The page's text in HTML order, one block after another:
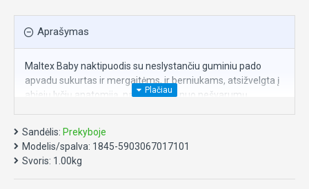
Aprašymas
Maltex Baby naktipuodis su neslystančiu guminiu pado
apvadu sukurtas ir mergaitėms, ir berniukams, atsižvelgta į
abiejų lyčių anatomiją, naudojamas nuo nešvarumų
Originalus naktipuodis su aukšta ir patogia anatomiškai
suformuota atrama užtikrins kiekvienam vaikui visišką
patogumą ir saugumą.
Kraštuose įrengti guminiai neslystantys apvadai padidina
Sandėlis: Prekyboje
Modelis/spalva: 1845-5903067017101
Svoris: 1.00kg